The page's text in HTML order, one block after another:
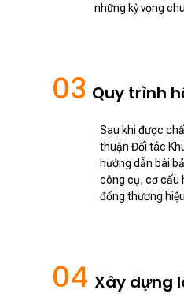
những kỳ vọng
03 Quy trình
Sau khi được
thuận Đối tác
hướng dẫn bài
công cụ, cơ cấu
đồng thương
04 Xây dựng